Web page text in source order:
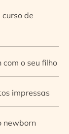
de
o seu filho
impressas
newborn